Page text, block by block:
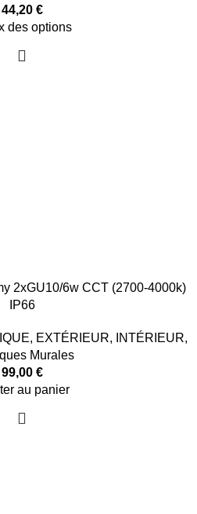
44,20 €
des options
2xGU10/6w CCT (2700-4000k)
IP66
, EXTÉRIEUR, INTÉRIEUR,
Murales
99,00 €
au panier